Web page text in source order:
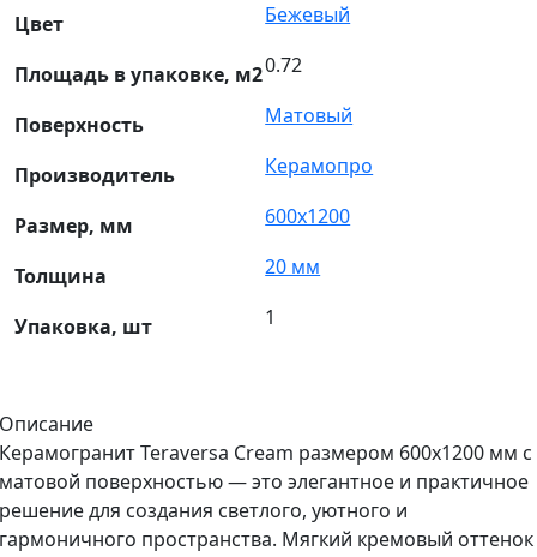
Цвет Бежевый
Площадь в упаковке, м20.72
Поверхность Матовый
Производитель Керамопро
Размер, мм 600х1200
Толщина 20 мм
Упаковка, шт 1
Описание
Керамогранит Teraversa Cream размером 600х1200 мм с
матовой поверхностью — это элегантное и практичное
решение для создания светлого, уютного и
гармоничного пространства. Мягкий кремовый оттенок